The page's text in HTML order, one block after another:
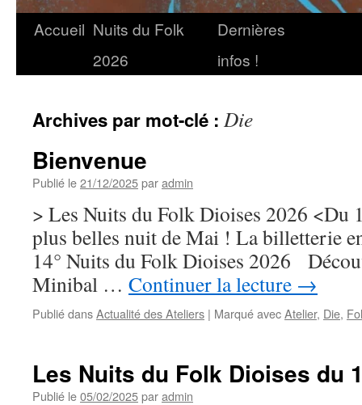
Accueil Nuits du Folk
2026
Dernières
infos !
Archives par mot-clé : Die
Bienvenue
Publié le21/12/2025paradmin
> Les Nuits du Folk Dioises 2026 <Du
plus belles nuit de Mai ! La billetterie
14° Nuits du Folk Dioises 2026
Minibal … Continuer la lecture →
Publié dansActualité des Ateliers | Marqué avecAtelier, Die,
Les Nuits du Folk Dioises du
Publié le05/02/2025paradmin